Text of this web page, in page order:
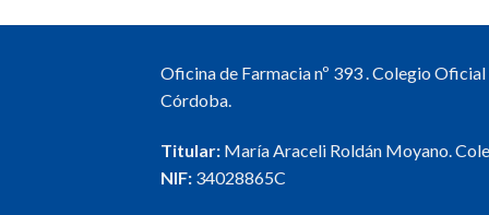
Oficina de Farmacia nº 393 . Colegio
Córdoba.
Titular: María Araceli Roldán Moyano.
NIF: 34028865C